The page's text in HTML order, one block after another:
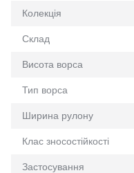
Колекція
Склад
Висота ворса
Тип ворса
Ширина рулону
Клас зносостійкості
Застосування